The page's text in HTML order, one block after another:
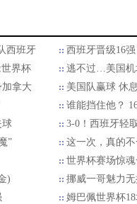
西班牙
西班牙晋级16
界杯
逃不过…美国机
拿大
美国队赢球 休
谁能挡住他？
球
3-0！西班牙轻
”
这一次，真的
世界杯赛场惊
)
挪威一哥魅力
姆巴佩世界杯